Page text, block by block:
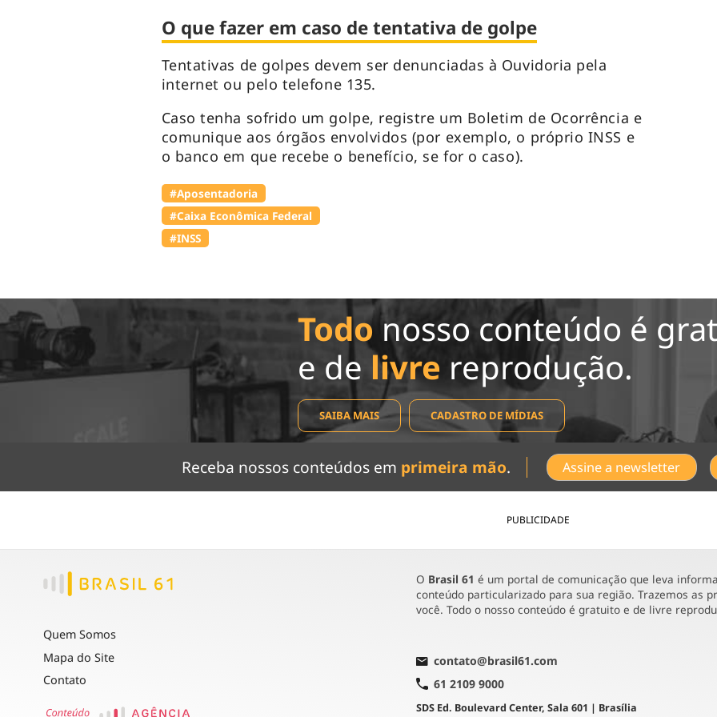
O que fazer em caso de tentativa de golpe
Tentativas de golpes devem ser denunciadas à Ouvidoria pela
internet ou pelo telefone 135.
Caso tenha sofrido um golpe, registre um Boletim de Ocorrência e
comunique aos órgãos envolvidos (por exemplo, o próprio INSS e
o banco em que recebe o benefício, se for o caso).
#Aposentadoria
#Caixa Econômica Federal
#INSS
Todonosso conteúdo é
e de livre reprodução.
SAIBA MAIS CADASTRO DE MÍDIAS
Receba nossos conteúdos em primeira mão. Assine a newsletter
PUBLICIDADE
Quem Somos
Mapa do Site
Contato
O Brasil 61 é um portal de comunicação que leva
conteúdo particularizado para sua região. Trazemos as
você. Todo o nosso conteúdo é gratuito e de livre
contato@brasil61.com
61 2109 9000
SDS Ed. Boulevard Center, Sala 601 | Brasília